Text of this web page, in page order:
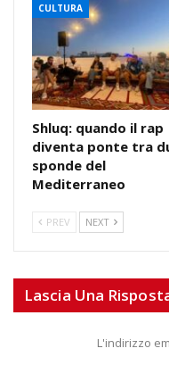
CULTURA
Shluq: quando il rap
diventa ponte tra
sponde del
Mediterraneo
PREV NEXT
Lascia Una
L'indirizzo